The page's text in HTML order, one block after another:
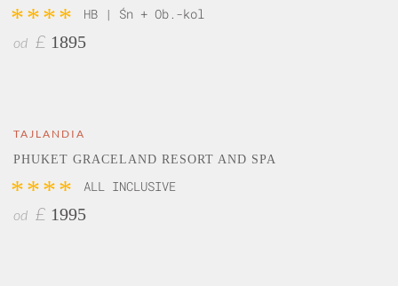
**** HB | Śn + Ob.-kol
od £ 1895
TAJLANDIA
PHUKET GRACELAND RESORT AND SPA
**** ALL INCLUSIVE
od £ 1995